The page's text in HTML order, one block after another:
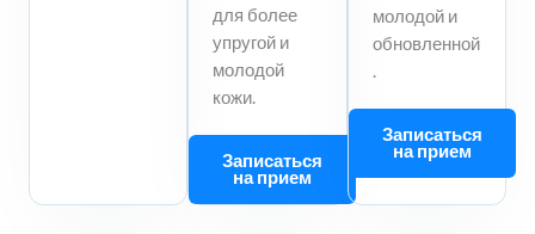
для более
упругой и
молодой
кожи.
Записаться
на прием
молодой и
обновленной
.
Записаться
на прием